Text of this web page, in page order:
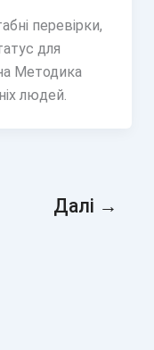
перевірки,
для
Методика
людей.
Далі →